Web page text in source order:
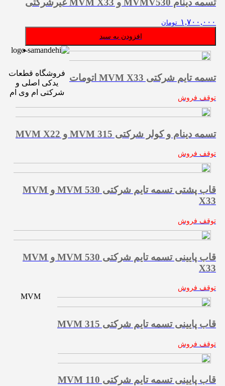
تسمه دینام MVMV530 و MVM X33 غیرشرکتی
۱,۷۰۰,۰۰۰ تومان
افزودن به سبد
تسمه تایم شرکتی MVM X33 اتومات
توقف فروش
تسمه دینام و کولر شرکتی MVM 315 و MVM X22
توقف فروش
قاب پشتی تسمه تایم شرکتی MVM 530 و MVM
X33
توقف فروش
قاب پایینی تسمه تایم شرکتی MVM 530 و MVM
X33
توقف فروش
قاب پایینی تسمه تایم شرکتی MVM 315
توقف فروش
قاب پایینی تسمه تایم شرکتی MVM 110
فروشگاه قطعات
یدکی اصلی و
شرکتی ام وی ام
MVM